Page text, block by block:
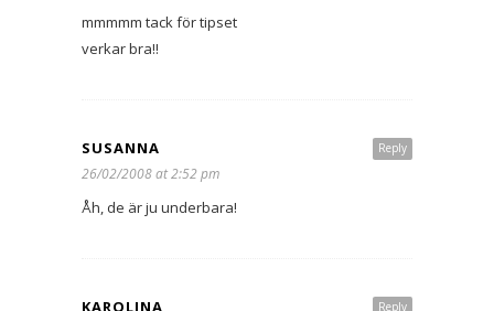
mmmmm tack för tipset
verkar bra!!
Reply
SUSANNA
26/02/2008 at 2:52 pm
Åh, de är ju underbara!
Reply